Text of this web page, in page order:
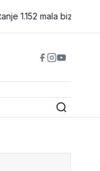
mala biznisa•